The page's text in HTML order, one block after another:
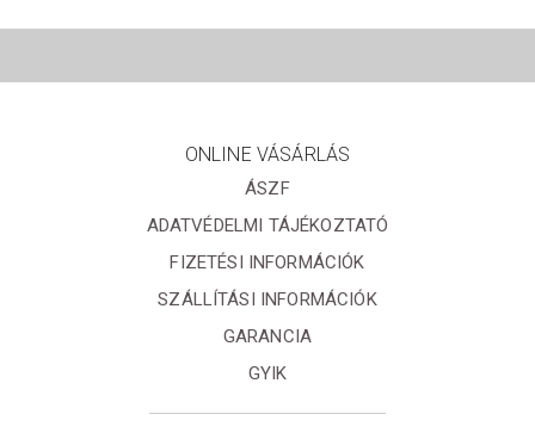
ONLINE VÁSÁRLÁS
ÁSZF
ADATVÉDELMI TÁJÉKOZTATÓ
FIZETÉSI INFORMÁCIÓK
SZÁLLÍTÁSI INFORMÁCIÓK
GARANCIA
GYIK